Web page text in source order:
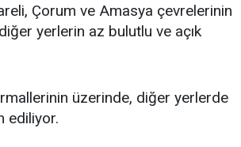
Çorum ve Amasya çevrelerinin
yerlerin az bulutlu ve açık
üzerinde, diğer yerlerde
ediliyor.